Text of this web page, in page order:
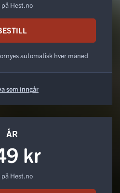
Hest.no
automatisk hver måned
som inngår
ÅR
kr
Hest.no